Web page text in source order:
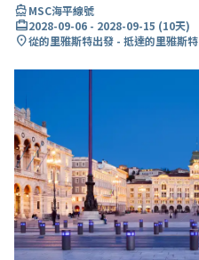
directions_boatMSC海平線號
card_travel2028-09-06 - 2028-09-15 (10天)
location_on從的里雅斯特出發 - 抵達的里雅斯特